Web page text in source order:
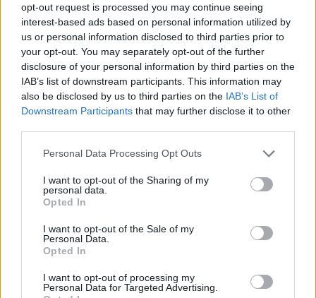
opt-out request is processed you may continue seeing
interest-based ads based on personal information utilized by
us or personal information disclosed to third parties prior to
your opt-out. You may separately opt-out of the further
disclosure of your personal information by third parties on the
IAB’s list of downstream participants. This information may
also be disclosed by us to third parties on the IAB’s List of
Downstream Participants that may further disclose it to other
Personal Data Processing Opt Outs
I want to opt-out of the Sharing of my
personal data.
Opted In
I want to opt-out of the Sale of my
Personal Data.
Opted In
I want to opt-out of processing my
Personal Data for Targeted Advertising.
Esim for Global
for Turkey|Esim for Germany|Esim for Greece |